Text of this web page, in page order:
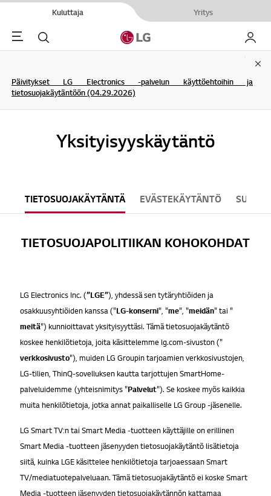
Kuluttaja Yritys
Menu Haku My LG
Päivitykset LG Electronics -palvelun käyttöehtoihin ja
tietosuojakäytäntöön (04.29.2026)
Yksityisyyskäytäntö
TIETOSUOJAKÄYTÄNTÄ EVÄSTEKÄYTÄNTÖ
TIETOSUOJAPOLITIIKAN KOHOKOHDAT
LG Electronics Inc. (”LGE”), yhdessä sen tytäryhtiöiden ja
osakkuusyhtiöiden kanssa ("LG-konserni", "me", "meidän" tai "
meitä") kunnioittavat yksityisyyttäsi. Tämä tietosuojakäytäntö
koskee henkilötietoja, joita käsittelemme lg.com-sivuston ("
verkkosivusto"), muiden LG Groupin tarjoamien verkkosivustojen,
LG-tilien, ThinQ-sovelluksen kautta tarjottujen SmartHome-
palveluidemme (yhteisnimitys "Palvelut"). Se koskee myös kaikkia
muita henkilötietoja, jotka annat paikalliselle LG Group -jäsenelle.
LG Smart TV:n tai Smart Media -tuotteen käyttäjille on erillinen
Smart Media -tuotteen jäsenyyden tietosuojakäytäntö lisätietoja
siitä, kuinka LGE käsittelee henkilötietoja tarjoaessaan Smart
TV/mediatuotepalveluaan. Tämä tietosuojakäytäntö ei koske Smart
Media -tuotteen jäsenyyden tietosuojakäytännön kattamaa